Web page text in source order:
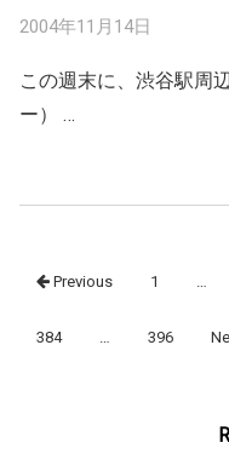
2004年11月14日
この週末に、渋谷駅周
ー） …
navigation
Previous 1
384 396